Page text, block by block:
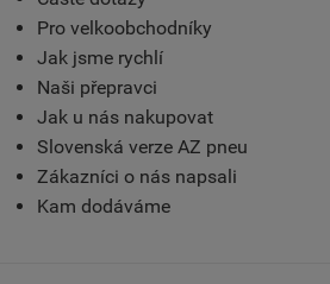
Pro velkoobchodníky
Jak jsme rychlí
Naši přepravci
Jak u nás nakupovat
Slovenská verze AZ pneu
Zákazníci o nás napsali
Kam dodáváme